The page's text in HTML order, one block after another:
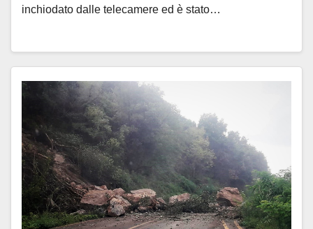
inchiodato dalle telecamere ed è stato…